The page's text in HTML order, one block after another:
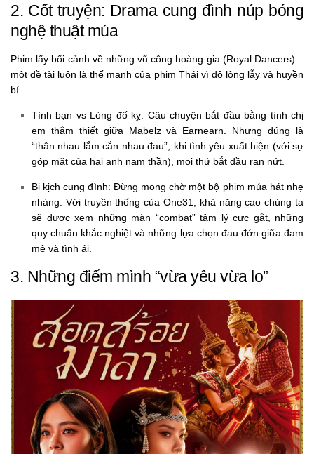
2. Cốt truyện: Drama cung đình núp bóng
nghệ thuật múa
Phim lấy bối cảnh về những vũ công hoàng gia (Royal Dancers) –
một đề tài luôn là thế mạnh của phim Thái vì độ lộng lẫy và huyền
bí.
Tình bạn vs Lòng đố kỵ: Câu chuyện bắt đầu bằng tình chị
em thắm thiết giữa Mabelz và Earnearn. Nhưng đúng là
“thân nhau lắm cắn nhau đau”, khi tình yêu xuất hiện (với sự
góp mặt của hai anh nam thần), mọi thứ bắt đầu rạn nứt.
Bi kịch cung đình: Đừng mong chờ một bộ phim múa hát nhẹ
nhàng. Với truyền thống của One31, khả năng cao chúng ta
sẽ được xem những màn “combat” tâm lý cực gắt, những
quy chuẩn khắc nghiệt và những lựa chọn đau đớn giữa đam
mê và tình ái.
3. Những điểm mình “vừa yêu vừa lo”